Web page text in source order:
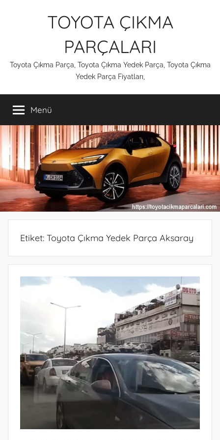
TOYOTA ÇIKMA
PARÇALARI
Toyota Çıkma Parça, Toyota Çıkma Yedek Parça, Toyota Çıkma
Yedek Parça Fiyatları,
Menü
Etiket: Toyota Çıkma Yedek Parça Aksaray